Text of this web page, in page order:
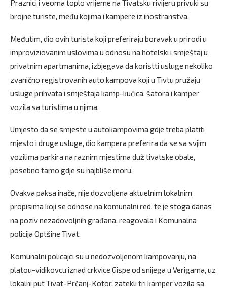
Praznici i veoma toplo vrijeme na Tivatsku rivijeru privuki su
brojne turiste, među kojima i kampere iz inostranstva.
Međutim, dio ovih turista koji preferiraju boravak u prirodi u
improviziovanim uslovima u odnosu na hotelski i smještaj u
privatnim apartmanima, izbjegava da koristti usluge nekoliko
zvanično registrovanih auto kampova koji u Tivtu pružaju
usluge prihvata i smještaja kamp-kućica, šatora i kamper
vozila sa turistima u njima.
Umjesto da se smjeste u autokampovima gdje treba platiti
mjesto i druge usluge, dio kampera preferira da se sa svjim
vozilima parkira na raznim mjestima duž tivatske obale,
posebno tamo gdje su najbliše moru.
Ovakva paksa inače, nije dozvoljena aktuelnim lokalnim
propisima koji se odnose na komunalni red, te je stoga danas
na poziv nezadovoljnih građana, reagovala i Komunalna
policija Optšine Tivat.
Komunalni policajci su u nedozvoljenom kampovanju, na
platou-vidikovcu iznad crkvice Gispe od snijega u Verigama, uz
lokalni put Tivat-Prčanj-Kotor, zatekli tri kamper vozila sa